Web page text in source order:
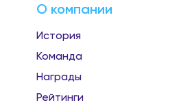
О компании
История
Команда
Награды
Рейтинги